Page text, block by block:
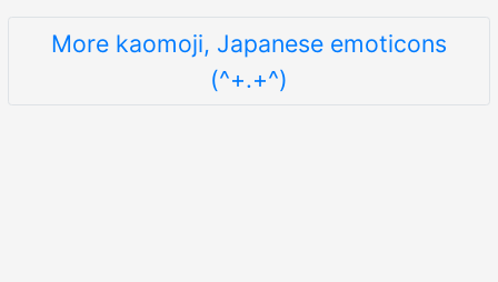
More kaomoji, Japanese emoticons
(^+.+^)